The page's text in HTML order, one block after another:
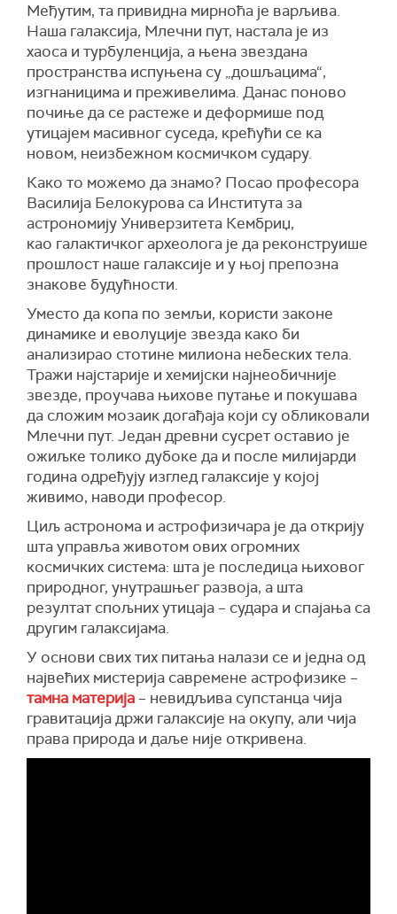
Међутим, та привидна мирноћа је варљива.
Наша галаксија, Млечни пут, настала је из
хаоса и турбуленција, а њена звездана
пространства испуњена су „дошљацима“,
изгнаницима и преживелима. Данас поново
почиње да се растеже и деформише под
утицајем масивног суседа, крећући се ка
новом, неизбежном космичком судару.
Како то можемо да знамо? Посао професора
Василија Белокурова са Института за
астрономију Универзитета Кембриџ,
као галактичког археолога је да реконструише
прошлост наше галаксије и у њој препозна
знакове будућности.
Уместо да копа по земљи, користи законе
динамике и еволуције звезда како би
анализирао стотине милиона небеских тела.
Тражи најстарије и хемијски најнеобичније
звезде, проучава њихове путање и покушава
да сложим мозаик догађаја који су обликовали
Млечни пут. Један древни сусрет оставио је
ожиљке толико дубоке да и после милијарди
година одређују изглед галаксије у којој
живимо, наводи професор.
Циљ астронома и астрофизичара је да открију
шта управља животом ових огромних
космичких система: шта је последица њиховог
природног, унутрашњег развоја, а шта
резултат спољних утицаја – судара и спајања са
другим галаксијама.
У основи свих тих питања налази се и једна од
највећих мистерија савремене астрофизике –
тамна материја – невидљива супстанца чија
гравитација држи галаксије на окупу, али чија
права природа и даље није откривена.